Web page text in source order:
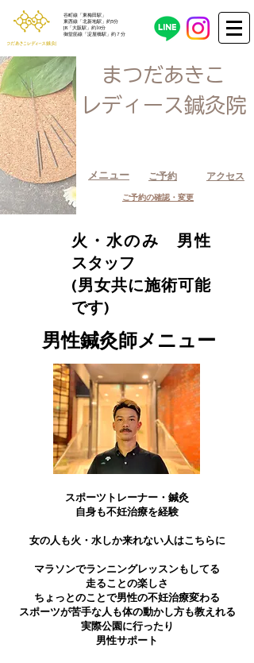
​谷町線「東梅田駅」
東西線「北新地駅」約5分
JR「大阪駅」約10分
御堂筋線「​淀屋橋駅」約７分
まつだあきこ
レディース鍼灸院
メニュー ご予約
ご予約の確認・変更
アクセス
火・水のみ 男性
スタッフ
​(男女共に施術可能
です)
男性鍼灸師メニュー
スポーツトレーナー・鍼灸
自身も不妊治療を経験
​女の人も火・水しか来れない人はこちらに
​マラソンでランニングレッスンもしてる
走ることの楽しさ
ちょっとのことで男性の不妊治療変わる
​スポーツが苦手な人も体の動かし方も教えれる
​実際公園に行ったり
​男性サポート